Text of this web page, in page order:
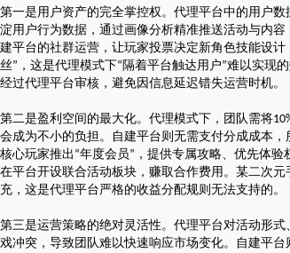
游戏联运系统（海外版）
支持多国语言，多种国际支付
行业对比
小程序游戏列表
千款热门游戏，精品热推
陪玩后台管理系统
一站式管理陪玩技师/订单/玩家数据...
第一是用户资产的完全掌控权。代理平台中的用户
淀用户行为数据，通过画像分析精准推送活动与内
建平台的社群运营，让玩家投票决定新角色技能设计
丝” ，这是代理模式下“ 隔着平台触达用户”难以实现
经过代理平台审核，避免因信息延迟错失运营时机。
第二是盈利空间的最大化。代理模式下，团队需将
会成为不小的负担。自建平台则无需支付分成成本
核心玩家推出 “年度会员” ，提供专属攻略、优先体
在平台开设联合活动板块，赚取合作费用。某二次元
充，这是代理平台严格的收益分配规则无法支持的。
第三是运营策略的绝对灵活性。代理平台对活动形
戏冲突，导致团队难以快速响应市场变化。自建平